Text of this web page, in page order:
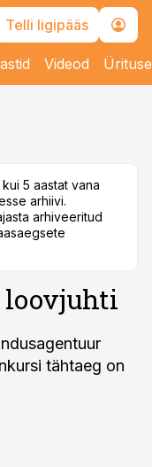
Telli ligipääs
Videod
5 aastat vana
arhiivi.
arhiveeritud
loovjuhti
tähtaeg on